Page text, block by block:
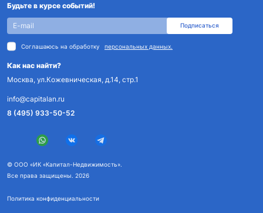
Будьте в курсе событий!
Подписаться
Соглашаюсь на обработку персональных данных.
Как нас найти?
Москва, ул.Кожевническая, д.14, стр.1
info@capitalan.ru
8 (495) 933-50-52
© ООО «ИК «Капитал-Недвижимость».
Все права защищены. 2026
Политика конфиденциальности